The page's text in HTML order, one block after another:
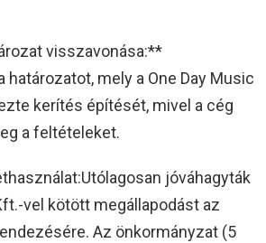
visszavonása:**
határozatot, mely a One Day Music
kerítés építését, mivel a cég
a feltételeket.
jóváhagyták
vel kötött megállapodást az
Az önkormányzat (5